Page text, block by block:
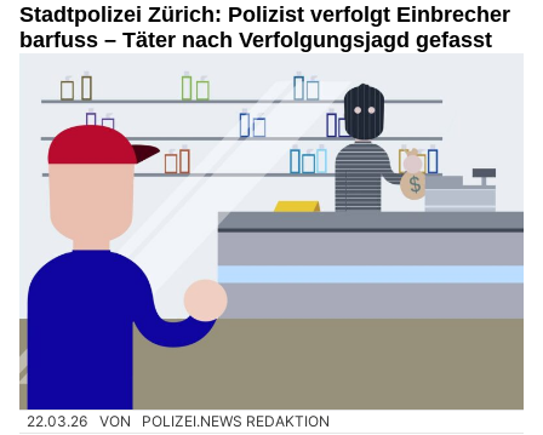
Stadtpolizei Zürich: Polizist verfolgt Einbrecher
barfuss – Täter nach Verfolgungsjagd gefasst
22.03.26 VON POLIZEI.NEWS REDAKTION